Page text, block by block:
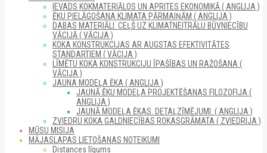
IEVADS KOKMATERIĀLOS UN APRITES EKONOMIKĀ ( ANGLIJA )
ĒKU PIELĀGOŠANA KLIMATA PĀRMAIŅĀM ( ANGLIJA )
DABAS MATERIĀLI. CEĻŠ UZ KLIMATNEITRĀLU BŪVNIECĪBU
VĀCIJĀ ( VĀCIJA )
KOKA KONSTRUKCIJAS AR AUGSTAS EFEKTIVITĀTES
STANDARTIEM ( VĀCIJA )
LĪMĒTU KOKA KONSTRUKCIJU ĪPAŠĪBAS UN RAŽOŠANA (
VĀCIJA )
JAUNA MODEĻA ĒKA ( ANGLIJA )
JAUNĀ ĒKU MODEĻA PROJEKTĒŠANAS FILOZOFIJA (
ANGLIJA )
JAUNĀ MODEĻA ĒKAS. DETAĻZĪMĒJUMI. ( ANGLIJA )
ZVIEDRU KOKA GALDNIECĪBAS ROKASGRĀMATA ( ZVIEDRIJA )
MŪSU MISIJA
MĀJASLAPAS LIETOŠANAS NOTEIKUMI
Distances līgums